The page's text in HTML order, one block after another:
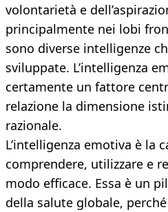
volontarietà e
principalmente nei lobi
sono diverse intelligenze
sviluppate. L’intelligenza
certamente un fattore
relazione la dimensione
razionale.
L’intelligenza emotiva è la
comprendere, utilizzare e
modo efficace. Essa è un
della salute globale,